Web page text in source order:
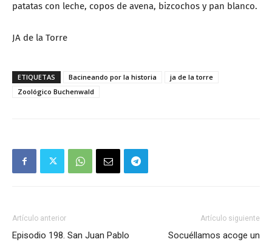
patatas con leche, copos de avena, bizcochos y pan blanco.
JA de la Torre
ETIQUETAS Bacineando por la historia
ja de la torre
Zoológico Buchenwald
Artículo anterior
Episodio 198. San Juan Pablo
Artículo siguiente
Socuéllamos acoge un